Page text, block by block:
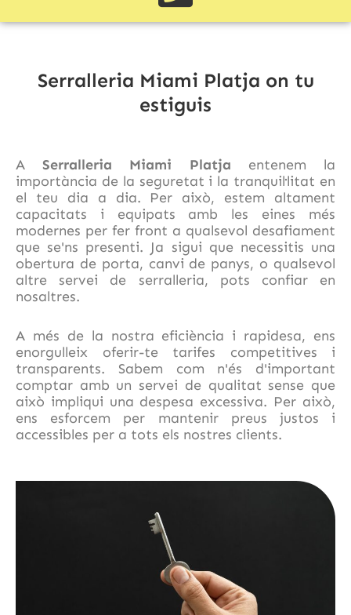
Serralleria Miami Platja on tu
estiguis
A Serralleria Miami Platja entenem la
importància de la seguretat i la tranquil·litat en
el teu dia a dia. Per això, estem altament
capacitats i equipats amb les eines més
modernes per fer front a qualsevol desafiament
que se'ns presenti. Ja sigui que necessitis una
obertura de porta, canvi de panys, o qualsevol
altre servei de serralleria, pots confiar en
nosaltres.
A més de la nostra eficiència i rapidesa, ens
enorgulleix oferir-te tarifes competitives i
transparents. Sabem com n'és d'important
comptar amb un servei de qualitat sense que
això impliqui una despesa excessiva. Per això,
ens esforcem per mantenir preus justos i
accessibles per a tots els nostres clients.